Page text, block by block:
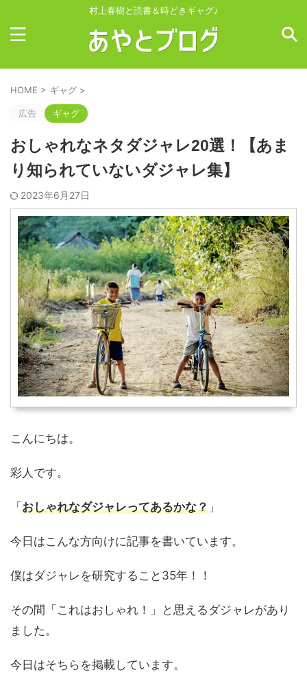
村上春樹と読書＆時どきギャグ♪
HOME > ギャグ >
広告 ギャグ
おしゃれなネタダジャレ20選！【あま
り知られていないダジャレ集】
2023年6月27日
こんにちは。
彩人です。
「おしゃれなダジャレってあるかな？ 」
今日はこんな方向けに記事を書いています。
僕はダジャレを研究すること35年！！
その間「これはおしゃれ！」と思えるダジャレがあり
ました。
今日はそちらを掲載しています。